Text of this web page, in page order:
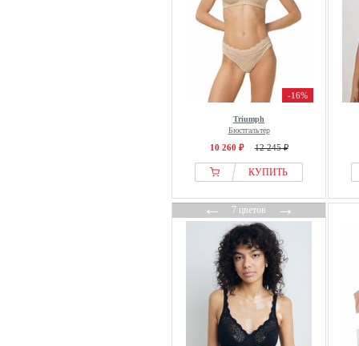
-16%
Triumph
Бюстгальтер
10 260 ₽ 12 245 ₽
КУПИТЬ
←7 цветов→